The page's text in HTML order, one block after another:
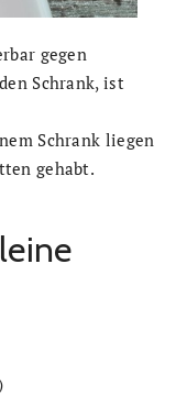
gegen
Schrank, ist
Schrank liegen
gehabt.